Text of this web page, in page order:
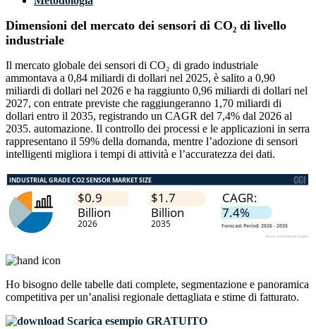
Dimensioni del mercato dei sensori di CO₂ di livello
industriale
Il mercato globale dei sensori di CO₂ di grado industriale
ammontava a 0,84 miliardi di dollari nel 2025, è salito a 0,90
miliardi di dollari nel 2026 e ha raggiunto 0,96 miliardi di dollari nel
2027, con entrate previste che raggiungeranno 1,70 miliardi di
dollari entro il 2035, registrando un CAGR del 7,4% dal 2026 al
2035. automazione. Il controllo dei processi e le applicazioni in serra
rappresentano il 59% della domanda, mentre l’adozione di sensori
intelligenti migliora i tempi di attività e l’accuratezza dei dati.
Ho bisogno delle tabelle dati complete, segmentazione e panoramica
competitiva per un’analisi regionale dettagliata e stime di fatturato.
Scarica esempio GRATUITO